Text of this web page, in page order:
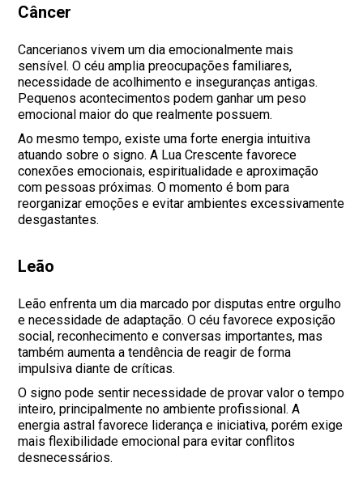
Câncer
Cancerianos vivem um dia emocionalmente mais
sensível. O céu amplia preocupações familiares,
necessidade de acolhimento e inseguranças antigas.
Pequenos acontecimentos podem ganhar um peso
emocional maior do que realmente possuem.
Ao mesmo tempo, existe uma forte energia intuitiva
atuando sobre o signo. A Lua Crescente favorece
conexões emocionais, espiritualidade e aproximação
com pessoas próximas. O momento é bom para
reorganizar emoções e evitar ambientes excessivamente
desgastantes.
Leão
Leão enfrenta um dia marcado por disputas entre orgulho
e necessidade de adaptação. O céu favorece exposição
social, reconhecimento e conversas importantes, mas
também aumenta a tendência de reagir de forma
impulsiva diante de críticas.
O signo pode sentir necessidade de provar valor o tempo
inteiro, principalmente no ambiente profissional. A
energia astral favorece liderança e iniciativa, porém exige
mais flexibilidade emocional para evitar conflitos
desnecessários.